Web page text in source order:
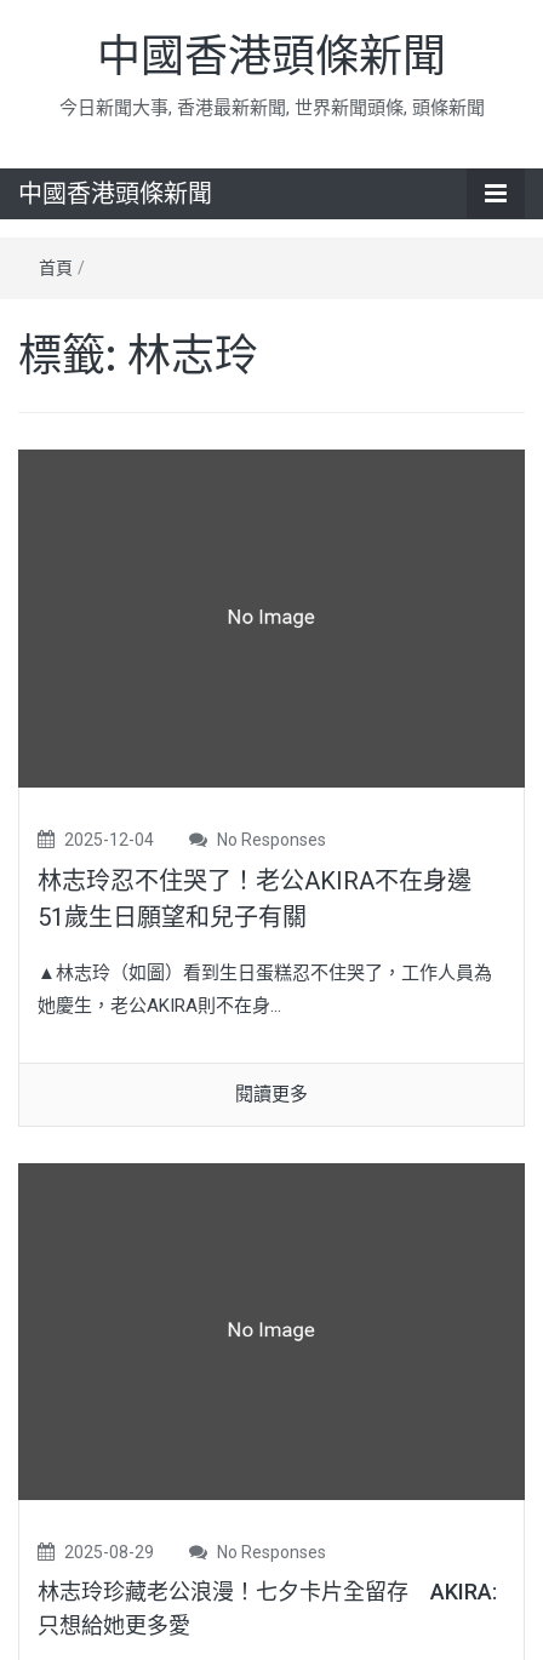
中國香港頭條新聞
今日新聞大事, 香港最新新聞, 世界新聞頭條, 頭條新聞
中國香港頭條新聞
首頁 /
標籤: 林志玲
2025-12-04 No Responses
林志玲忍不住哭了！老公AKIRA不在身邊
51歲生日願望和兒子有關
▲林志玲（如圖）看到生日蛋糕忍不住哭了，工作人員為
她慶生，老公AKIRA則不在身...
閱讀更多
2025-08-29 No Responses
林志玲珍藏老公浪漫！七夕卡片全留存 AKIRA:
只想給她更多愛